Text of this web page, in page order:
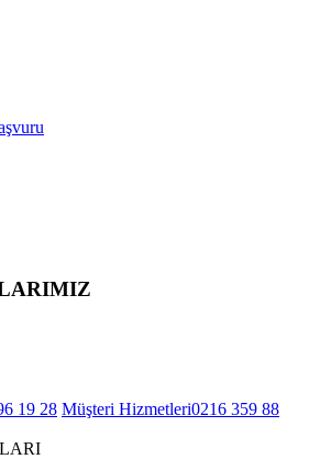
19 28 Müşteri Hizmetleri0216 359 88